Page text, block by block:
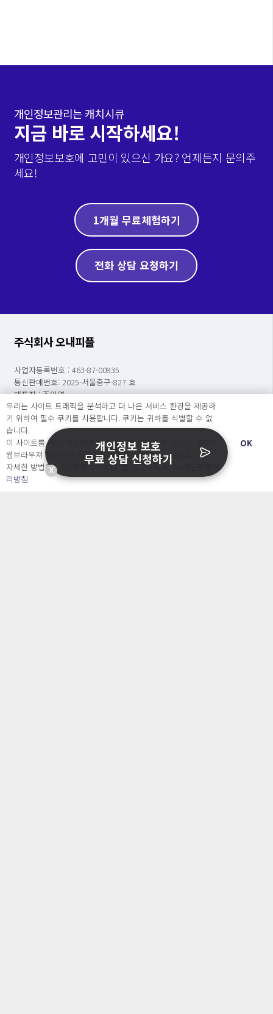
개인정보관리는 캐치시큐
지금 바로 시작하세요!
개인정보보호에 고민이 있으신 가요? 언제든지 문의주
세요!
1개월 무료체험하기
전화 상담 요청하기
주식회사 오내피플
사업자등록번호 : 463-87-00935
통신판매번호: 2025-서울중구-827 호
대표자 : 조아영
이메일 : contact@catchsecu.com
전화 : 070-7776-8552
주소 : 서울특별시 중구 명동길 73, 6층 602호(명동1가, 페이지명동)
※ 상담가능시간 : [평일] 월요일 ~ 금요일 : 09:00 ~ 17:00
(점심시간 : 12:00 ~ 13:00)
우리는 사이트 트래픽을 분석하고 더 나은 서비스 환경을 제공하
기 위하여 필수 쿠키를 사용합니다. 쿠키는 귀하를 식별할 수 없
습니다.
이 사이트를 계속 사용하면 쿠키 사용에 동의하게 됩니다. 귀하는
웹브라우져 설정에서 언제든지 쿠키를 삭제 할 수있습니다.
자세한 방법은 “개인정보처리방침” 을 참고하세요. →
리방침
OK
X
개인정보 보호
무료 상담 신청하기